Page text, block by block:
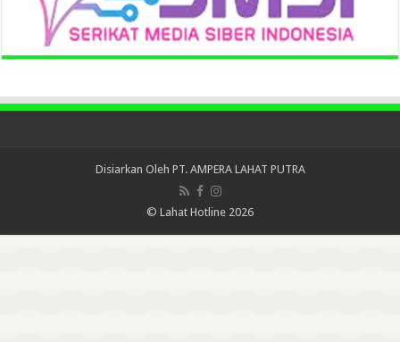
Disiarkan Oleh PT. AMPERA LAHAT PUTRA
© Lahat Hotline 2026